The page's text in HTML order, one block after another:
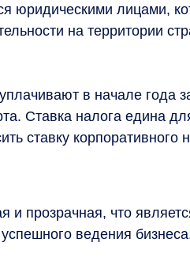
юридическими лицами,
на территории
в начале года
Ставка налога едина
ставку корпоративного
и прозрачная, что
ведения